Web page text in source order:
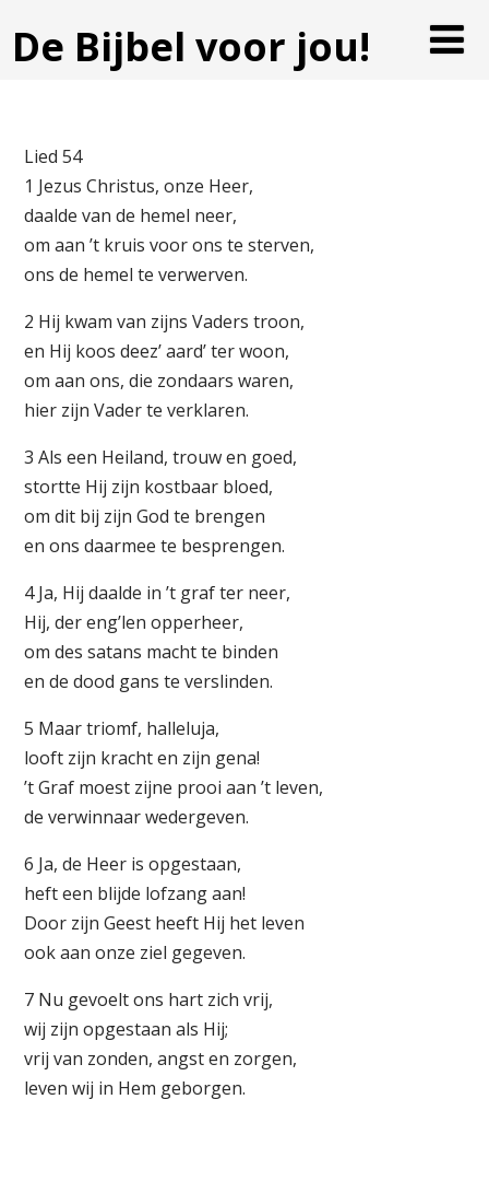
De Bijbel voor jou!
Lied 54
1 Jezus Christus, onze Heer,
daalde van de hemel neer,
om aan ’t kruis voor ons te sterven,
ons de hemel te verwerven.
2 Hij kwam van zijns Vaders troon,
en Hij koos deez’ aard’ ter woon,
om aan ons, die zondaars waren,
hier zijn Vader te verklaren.
3 Als een Heiland, trouw en goed,
stortte Hij zijn kostbaar bloed,
om dit bij zijn God te brengen
en ons daarmee te besprengen.
4 Ja, Hij daalde in ’t graf ter neer,
Hij, der eng’len opperheer,
om des satans macht te binden
en de dood gans te verslinden.
5 Maar triomf, halleluja,
looft zijn kracht en zijn gena!
’t Graf moest zijne prooi aan ’t leven,
de verwinnaar wedergeven.
6 Ja, de Heer is opgestaan,
heft een blijde lofzang aan!
Door zijn Geest heeft Hij het leven
ook aan onze ziel gegeven.
7 Nu gevoelt ons hart zich vrij,
wij zijn opgestaan als Hij;
vrij van zonden, angst en zorgen,
leven wij in Hem geborgen.